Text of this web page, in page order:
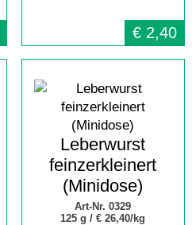
€ 2,40
Leberwurst
feinzerkleinert
(Minidose)
Art-Nr. 0329
125 g /€ 26,40/kg